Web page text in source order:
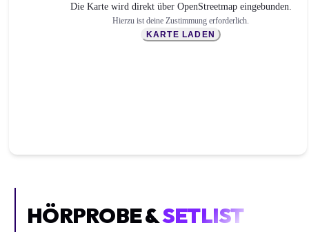
Die Karte wird direkt über OpenStreetmap eingebunden.
Hierzu ist deine Zustimmung erforderlich.
KARTE LADEN
HÖRPROBE &SETLIST